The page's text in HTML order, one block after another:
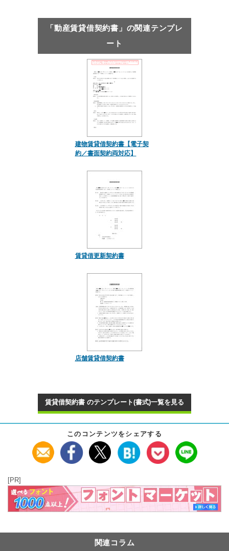
「動産賃貸借契約書」の関連テンプレ
ート
建物賃貸借契約書【電子契
約／書面契約両対応】
賃貸借更新契約書
店舗賃貸借契約書
賃貸借契約書 のテンプレート(書式)一覧を見る
このコンテンツをシェアする
[PR]
関連コラム